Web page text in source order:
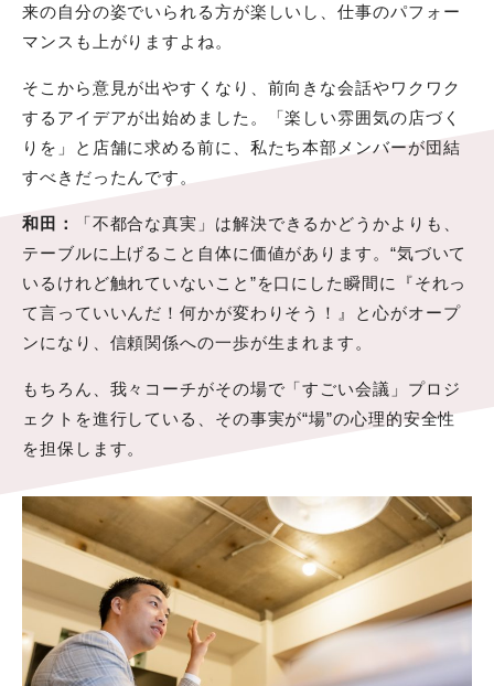
来の自分の姿でいられる方が楽しいし、仕事のパフォー
マンスも上がりますよね。
そこから意見が出やすくなり、前向きな会話やワクワク
するアイデアが出始めました。「楽しい雰囲気の店づく
りを」と店舗に求める前に、私たち本部メンバーが団結
すべきだったんです。
和田：
「不都合な真実」は解決できるかどうかよりも、
テーブルに上げること自体に価値があります。“気づいて
いるけれど触れていないこと”を口にした瞬間に『それっ
て言っていいんだ！何かが変わりそう！』と心がオープ
ンになり、信頼関係への一歩が生まれます。
もちろん、我々コーチがその場で「すごい会議」プロジ
ェクトを進行している、その事実が“場”の心理的安全性
を担保します。